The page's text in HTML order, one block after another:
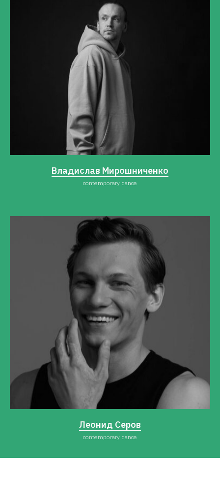
Владислав Мирошниченко
contemporary dance
Леонид Серов
contemporary dance